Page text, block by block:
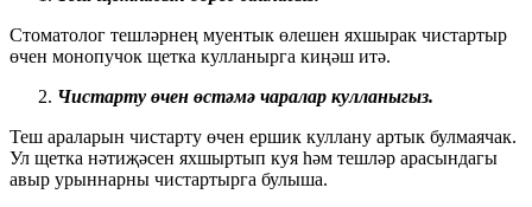
Стоматолог тешләрнең муентык өлешен яхшырак чистартыр
өчен монопучок щетка кулланырга киңәш итә.
Чистарту өчен өстәмә чаралар кулланыгыз.
Теш араларын чистарту өчен ершик куллану артык булмаячак.
Ул щетка нәтиҗәсен яхшыртып куя һәм тешләр арасындагы
авыр урыннарны чистартырга булыша.